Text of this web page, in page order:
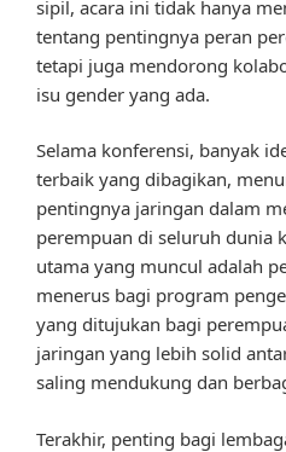
sipil, acara ini tidak hanya
tentang pentingnya peran
tetapi juga mendorong
isu gender yang ada.
Selama konferensi, banyak
terbaik yang dibagikan,
pentingnya jaringan dalam
perempuan di seluruh dunia
utama yang muncul adalah
menerus bagi program
yang ditujukan bagi
jaringan yang lebih solid
saling mendukung dan
Terakhir, penting bagi